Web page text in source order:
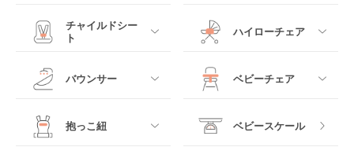
すべて
レギュラーサイズベビ
ベッドインベッド
すべて
チャイルドシー
ト
すべて
ハイローチェア
すべて
バウンサー
すべて
ベビーチェア
すべて
抱っこ紐 ベビースケール